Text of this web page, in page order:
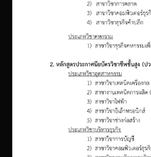
เผยแพร่ผลงานวิชาการ
ข้อมูลเปิดเผยต่อสาธารณะ ita 2569